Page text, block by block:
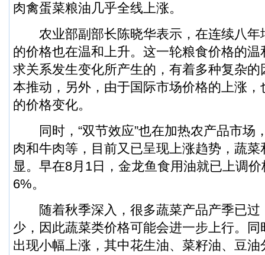
肉禽蛋菜粮油几乎全线上涨。
农业部副部长陈晓华表示，在连续八年
的价格也在温和上升。这一轮粮食价格的
求关系发生变化所产生的，有着多种复杂
本推动，另外，由于国际市场价格的上涨
的价格变化。
同时，“双节效应”也在加热农产品市场
肉和牛肉等，目前又已呈现上涨趋势，蔬
显。早在8月1日，金龙鱼食用油就已上调
6%。
随着秋季深入，很多蔬菜产品产季已过
少，因此蔬菜类价格可能会进一步上行。
出现小幅上涨，其中花生油、菜籽油、豆